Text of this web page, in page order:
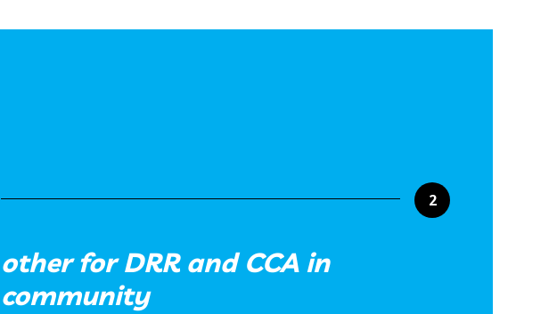
2
other for DRR and CCA in
community